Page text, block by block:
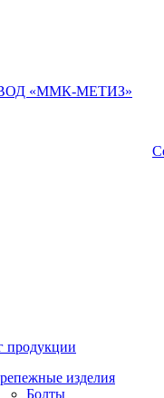
«ММК-МЕТИЗ»
продукции
изделия
Болты